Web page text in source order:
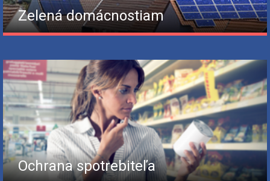
Zelená domácnostiam
Ochrana spotrebiteľa